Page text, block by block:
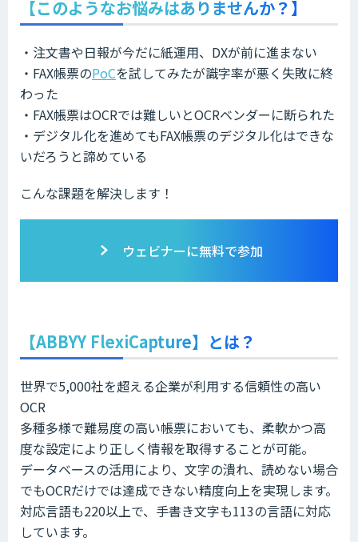
【このようなお悩みはありませんか？】
・注文書や日報が今だに紙運用、DXが前に進まない
・FAX帳票のPoCを試してみたが識字率が悪く失敗に終
わった
・FAX帳票はOCRでは難しいとOCRベンダーに断られた
・デジタル化を進めてもFAX帳票のデジタル化はできな
いだろうと諦めている
こんな課題を解決します！
ウェビナーに無料で参加
【ABBYY FlexiCapture】とは？
世界で5,000社を超える企業が利用する信頼性の高い
OCR
多種多様で難易度の高い帳票においても、柔軟かつ高
度な設定により正しく情報を取得することが可能。
データベースの活用により、文字の潰れ、読めない場合
でもOCRだけでは達成できない精度向上を実現します。
対応言語も220以上で、手書き文字も113の言語に対応
しています。